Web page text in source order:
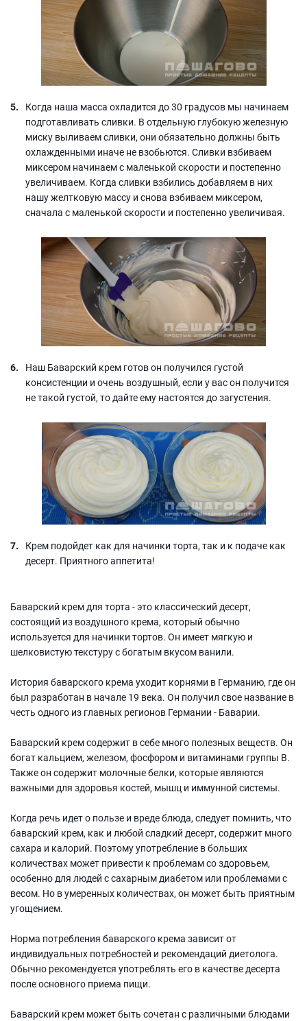
Когда наша масса охладится до 30 градусов мы начинаем
подготавливать сливки. В отдельную глубокую железную
миску выливаем сливки, они обязательно должны быть
охлажденными иначе не взобьются. Сливки взбиваем
миксером начинаем с маленькой скорости и постепенно
увеличиваем. Когда сливки взбились добавляем в них
нашу желтковую массу и снова взбиваем миксером,
сначала с маленькой скорости и постепенно увеличивая.
Наш Баварский крем готов он получился густой
консистенции и очень воздушный, если у вас он получится
не такой густой, то дайте ему настоятся до загустения.
Крем подойдет как для начинки торта, так и к подаче как
десерт. Приятного аппетита!
Баварский крем для торта - это классический десерт,
состоящий из воздушного крема, который обычно
используется для начинки тортов. Он имеет мягкую и
шелковистую текстуру с богатым вкусом ванили.
История баварского крема уходит корнями в Германию, где он
был разработан в начале 19 века. Он получил свое название в
честь одного из главных регионов Германии - Баварии.
Баварский крем содержит в себе много полезных веществ. Он
богат кальцием, железом, фосфором и витаминами группы B.
Также он содержит молочные белки, которые являются
важными для здоровья костей, мышц и иммунной системы.
Когда речь идет о пользе и вреде блюда, следует помнить, что
баварский крем, как и любой сладкий десерт, содержит много
сахара и калорий. Поэтому употребление в больших
количествах может привести к проблемам со здоровьем,
особенно для людей с сахарным диабетом или проблемами с
весом. Но в умеренных количествах, он может быть приятным
угощением.
Норма потребления баварского крема зависит от
индивидуальных потребностей и рекомендаций диетолога.
Обычно рекомендуется употреблять его в качестве десерта
после основного приема пищи.
Баварский крем может быть сочетан с различными блюдами